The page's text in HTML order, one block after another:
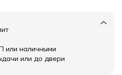
или наличными
или до двери